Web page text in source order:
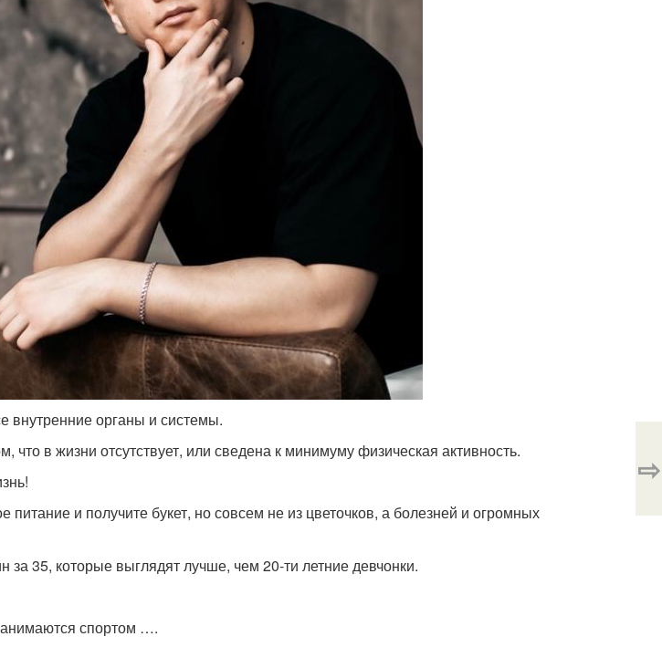
внутренние органы и системы.
что в жизни отсутствует, или сведена к минимуму физическая активность.
питание и получите букет, но совсем не из цветочков, а болезней и огромных
35, которые выглядят лучше, чем 20-ти летние девчонки.
спортом ….
⇨